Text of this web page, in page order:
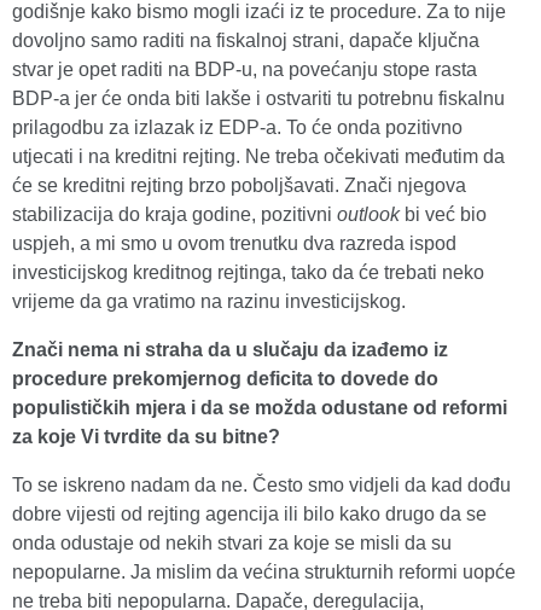
godišnje kako bismo mogli izaći iz te procedure. Za to nije
dovoljno samo raditi na fiskalnoj strani, dapače ključna
stvar je opet raditi na BDP-u, na povećanju stope rasta
BDP-a jer će onda biti lakše i ostvariti tu potrebnu fiskalnu
prilagodbu za izlazak iz EDP-a. To će onda pozitivno
utjecati i na kreditni rejting. Ne treba očekivati međutim da
će se kreditni rejting brzo poboljšavati. Znači njegova
stabilizacija do kraja godine, pozitivni outlook bi već bio
uspjeh, a mi smo u ovom trenutku dva razreda ispod
investicijskog kreditnog rejtinga, tako da će trebati neko
vrijeme da ga vratimo na razinu investicijskog.
Znači nema ni straha da u slučaju da izađemo iz
procedure prekomjernog deficita to dovede do
populističkih mjera i da se možda odustane od reformi
za koje Vi tvrdite da su bitne?
To se iskreno nadam da ne. Često smo vidjeli da kad dođu
dobre vijesti od rejting agencija ili bilo kako drugo da se
onda odustaje od nekih stvari za koje se misli da su
nepopularne. Ja mislim da većina strukturnih reformi uopće
ne treba biti nepopularna. Dapače, deregulacija,